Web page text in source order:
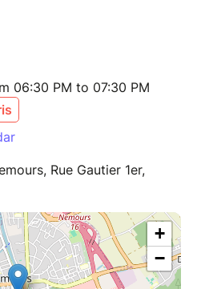
06:30 PM to 07:30 PM
Rue Gautier 1er,
+
−